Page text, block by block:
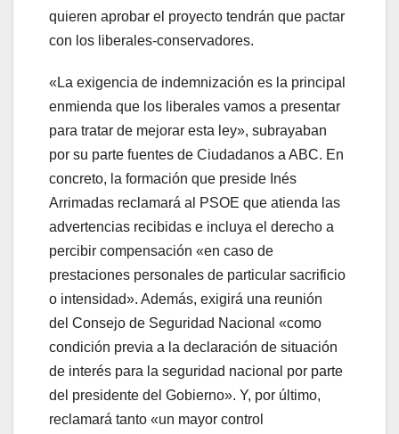
quieren aprobar el proyecto tendrán que pactar
con los liberales-conservadores.
«La exigencia de indemnización es la principal
enmienda que los liberales vamos a presentar
para tratar de mejorar esta ley», subrayaban
por su parte fuentes de Ciudadanos a ABC. En
concreto, la formación que preside Inés
Arrimadas reclamará al PSOE que atienda las
advertencias recibidas e incluya el derecho a
percibir compensación «en caso de
prestaciones personales de particular sacrificio
o intensidad». Además, exigirá una reunión
del Consejo de Seguridad Nacional «como
condición previa a la declaración de situación
de interés para la seguridad nacional por parte
del presidente del Gobierno». Y, por último,
reclamará tanto «un mayor control